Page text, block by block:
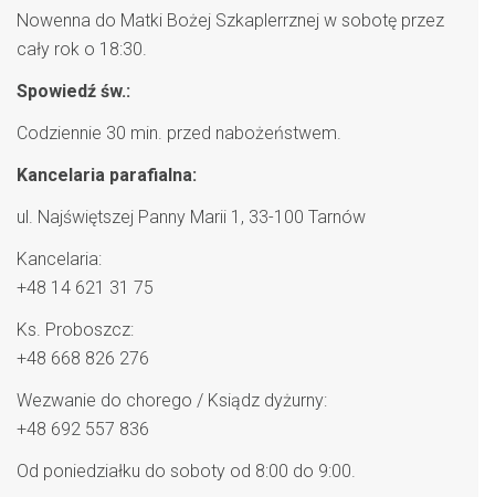
Nowenna do Matki Bożej Szkaplerrznej w sobotę przez
cały rok o 18:30.
Spowiedź św.:
Codziennie 30 min. przed nabożeństwem.
Kancelaria parafialna:
ul. Najświętszej Panny Marii 1, 33-100 Tarnów
Kancelaria:
+48 14 621 31 75
Ks. Proboszcz:
+48 668 826 276
Wezwanie do chorego / Ksiądz dyżurny:
+48 692 557 836
Od poniedziałku do soboty od 8:00 do 9:00.